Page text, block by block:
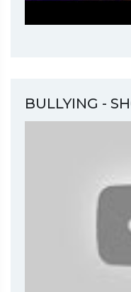
BULLYING -